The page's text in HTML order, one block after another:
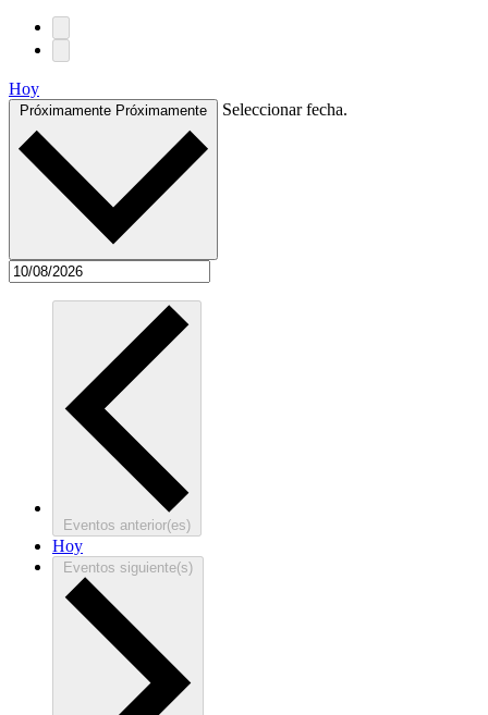
Hoy
Próximamente Próximamente Seleccionar fecha.
Eventos anterior(es)
Hoy
Eventos siguiente(s)